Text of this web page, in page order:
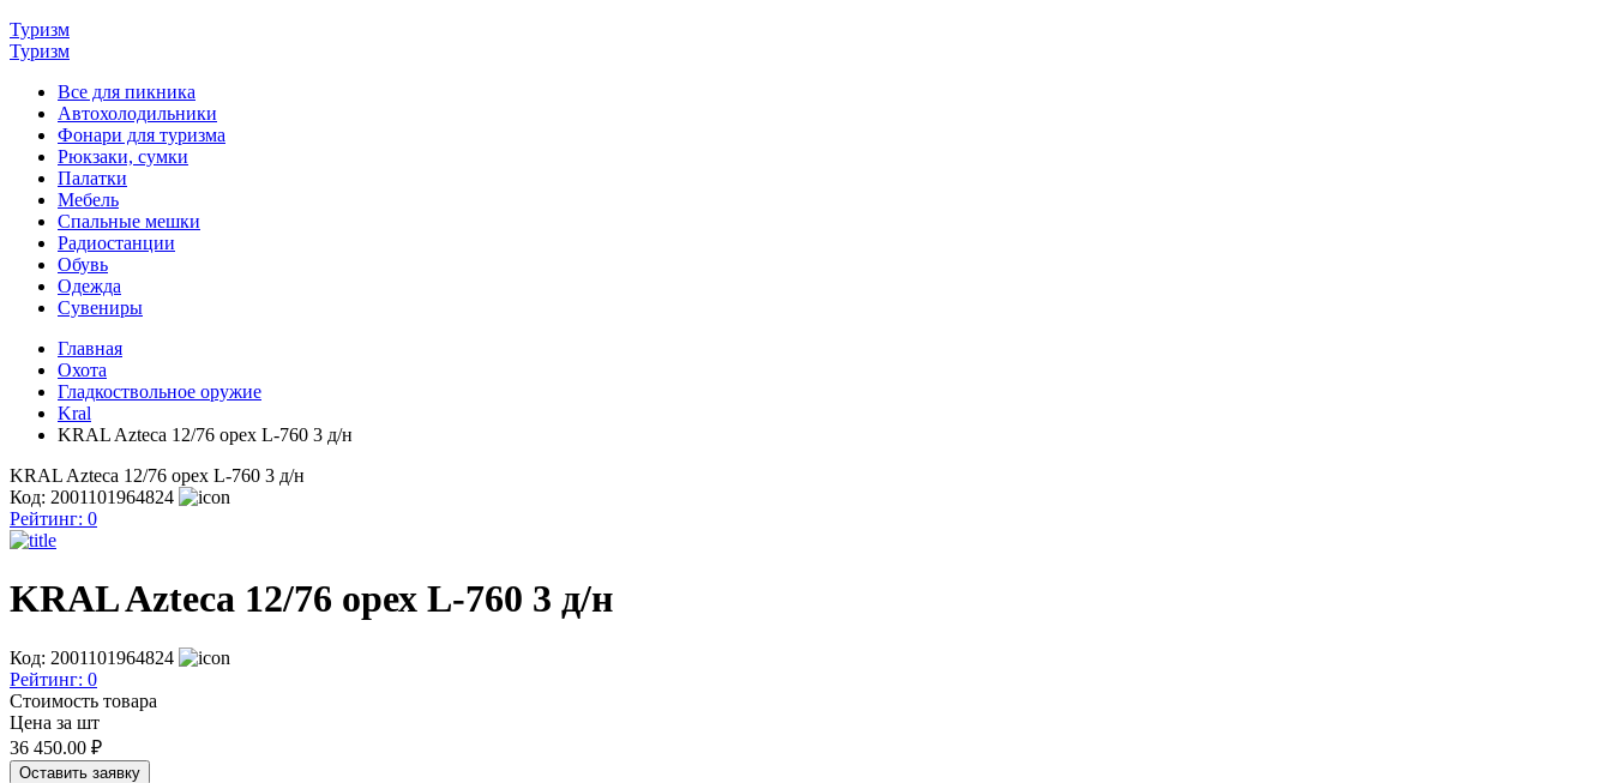
Туризм
Туризм
Все для пикника
Автохолодильники
Фонари для туризма
Рюкзаки, сумки
Палатки
Мебель
Спальные мешки
Радиостанции
Обувь
Одежда
Сувениры
Главная
Охота
Гладкоствольное оружие
Kral
KRAL Azteca 12/76 орех L-760 3 д/н
KRAL Azteca 12/76 орех L-760 3 д/н
Код: 2001101964824
Рейтинг: 0
KRAL Azteca 12/76 орех L-760 3 д/н
Код: 2001101964824
Рейтинг: 0
Стоимость товара
Цена за шт
36 450.00 ₽
Оставить заявку